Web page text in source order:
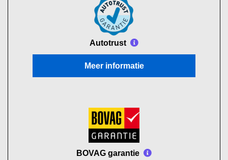
Autotrust
Meer informatie
BOVAG garantie